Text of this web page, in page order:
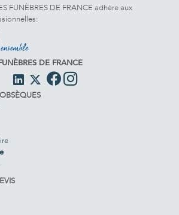
FUNÈBRES DE FRANCE adhère aux
DE FRANCE